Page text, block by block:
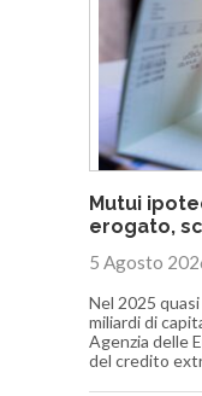
Mutui
erogato,
5 Agosto
Nel 2025
miliardi di
Agenzia delle
del credito